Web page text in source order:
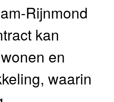
Rijnmond
kan
en
waarin